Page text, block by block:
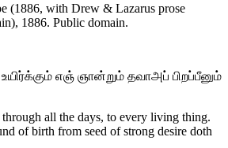
(1886, with Drew & Lazarus prose
, 1886. Public domain.
எஞ் ஞான்றும் தவாஅப் பிறப்பீனும்
all the days, to every living thing.
of birth from seed of strong desire doth